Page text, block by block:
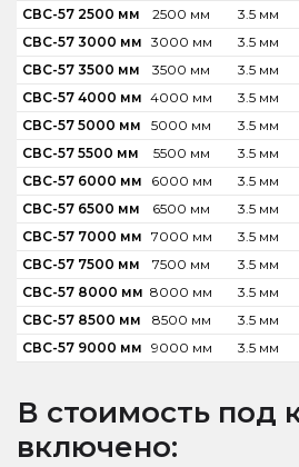
СВС-57 2500 мм
2500 мм 3.5 мм
СВС-57 3000 мм 3000 мм 3.5 мм
СВС-57 3500 мм
3500 мм 3.5 мм
СВС-57 4000 мм 4000 мм 3.5 мм
СВС-57 5000 мм
5000 мм 3.5 мм
СВС-57 5500 мм
5500 мм 3.5 мм
СВС-57 6000 мм
6000 мм 3.5 мм
СВС-57 6500 мм
6500 мм 3.5 мм
СВС-57 7000 мм 7000 мм 3.5 мм
СВС-57 7500 мм
7500 мм 3.5 мм
СВС-57 8000 мм 8000 мм 3.5 мм
СВС-57 8500 мм
8500 мм 3.5 мм
СВС-57 9000 мм 9000 мм 3.5 мм
В стоимость под
включено: